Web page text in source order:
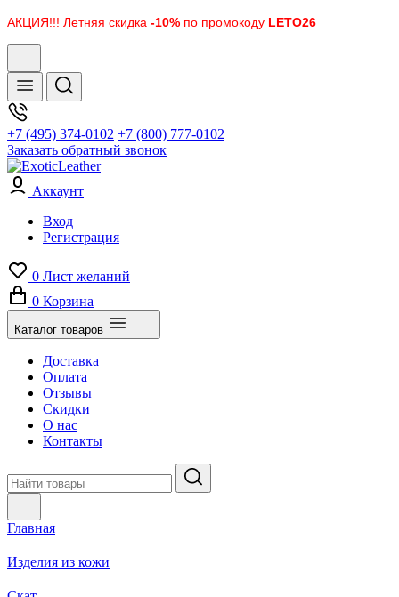
АКЦИЯ!!! Летняя скидка -10% по промокоду LETO26
+7 (495) 374-0102 +7 (800) 777-0102
Заказать обратный звонок
Аккаунт
Вход
Регистрация
0 Лист желаний
0 Корзина
Каталог товаров
Доставка
Оплата
Отзывы
Скидки
О нас
Контакты
Главная
Изделия из кожи